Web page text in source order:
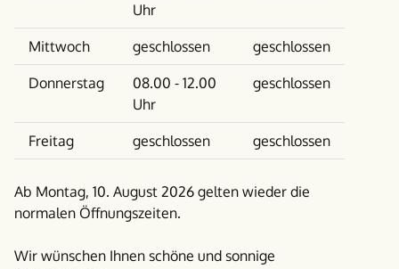
Uhr
Mittwoch geschlossen geschlossen
Donnerstag
08.00 - 12.00
Uhr
geschlossen
Freitag geschlossen geschlossen
Ab Montag, 10. August 2026 gelten wieder die
normalen Öffnungszeiten.
Wir wünschen Ihnen schöne und sonnige